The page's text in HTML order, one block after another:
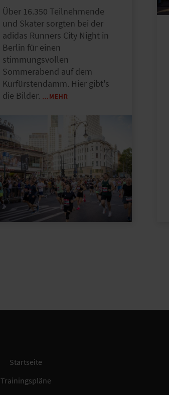
Über 16.350 Teilnehmende
und Skater sorgten bei der
adidas Runners City Night in
Berlin für einen
stimmungsvollen
Sommerabend auf dem
Kurfürstendamm. Hier gibt's
die Bilder. …MEHR
Startseite
Trainingspläne